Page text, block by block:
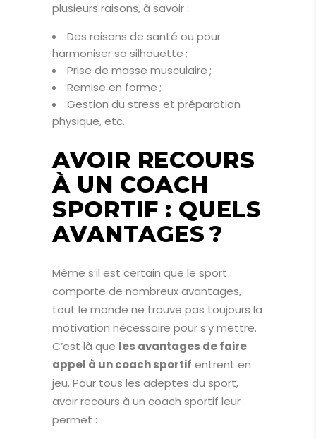
plusieurs raisons, à savoir :
Des raisons de santé ou pour
harmoniser sa silhouette ;
Prise de masse musculaire ;
Remise en forme ;
Gestion du stress et préparation
physique, etc.
AVOIR RECOURS
À UN COACH
SPORTIF : QUELS
AVANTAGES ?
Même s’il est certain que le sport
comporte de nombreux avantages,
tout le monde ne trouve pas toujours la
motivation nécessaire pour s’y mettre.
C’est là que les avantages de faire
appel à un coach sportif entrent en
jeu. Pour tous les adeptes du sport,
avoir recours à un coach sportif leur
permet :